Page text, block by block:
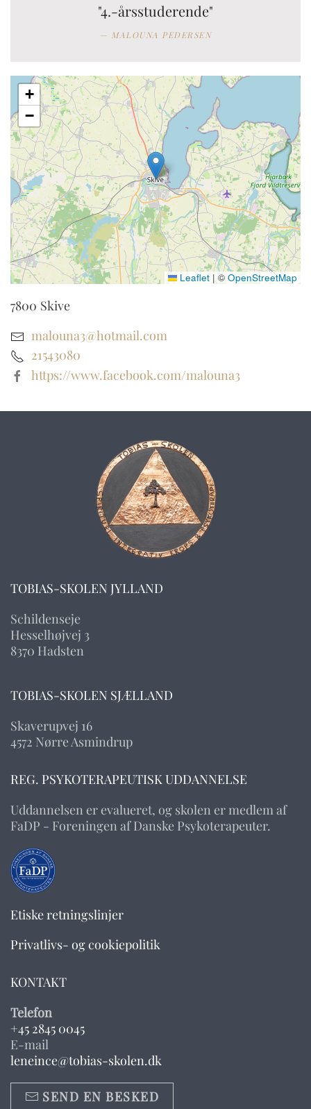
"4.-årsstuderende"
MALOUNA PEDERSEN
+
−
Leaflet | © OpenStreetMap
7800 Skive
malouna3@hotmail.com
21543080
https://www.facebook.com/malouna3
TOBIAS-SKOLEN JYLLAND
Schildenseje
Hesselhøjvej 3
8370 Hadsten
TOBIAS-SKOLEN SJÆLLAND
Skaverupvej 16
4572 Nørre Asmindrup
REG. PSYKOTERAPEUTISK UDDANNELSE
Uddannelsen er evalueret, og skolen er medlem af
FaDP - Foreningen af Danske Psykoterapeuter.
Etiske retningslinjer
Privatlivs- og cookiepolitik
KONTAKT
Telefon
+45 2845 0045
E-mail
leneince@tobias-skolen.dk
SEND EN BESKED